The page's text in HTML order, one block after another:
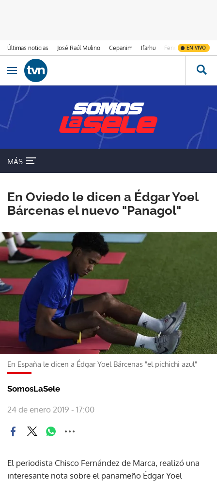
Últimas noticias José Raúl Mulino Cepanim Ifarhu Fenómeno de El
EN VIVO
Ir al contenido
Obrir navegació
MÁS
En Oviedo le dicen a Édgar Yoel
Bárcenas el nuevo "Panagol"
En España le dicen a Édgar Yoel Bárcenas "el pichichi azul"
SomosLaSele
24 de enero 2019 - 17:00
El periodista Chisco Fernández de Marca, realizó una
interesante nota sobre el panameño Édgar Yoel